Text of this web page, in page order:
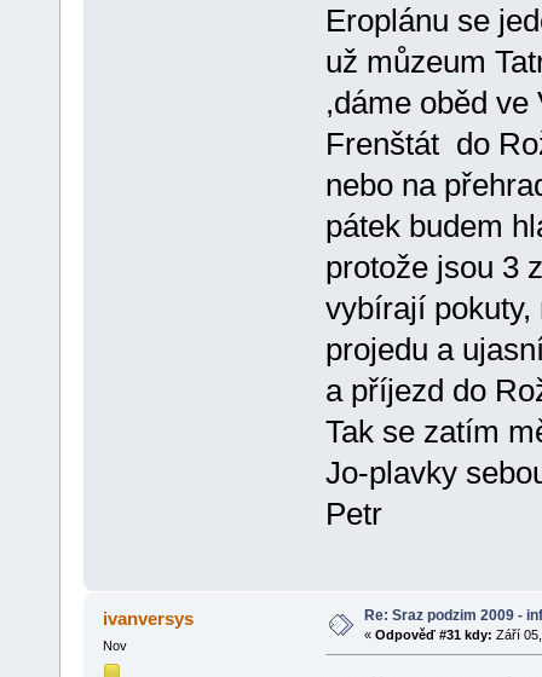
Eroplánu se
už můzeum
,dáme oběd
Frenštát do
nebo na
pátek budem
protože jsou 3
vybírají
projedu a
a příjezd do
Tak se zatím
Jo-plavky
Petr
ivanversys
Nov
Re: Sraz podzim 2009 -
« Odpověď #31 kdy: Září